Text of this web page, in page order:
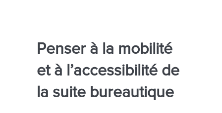
Penser à la mobilité
et à l’accessibilité de
la suite bureautique